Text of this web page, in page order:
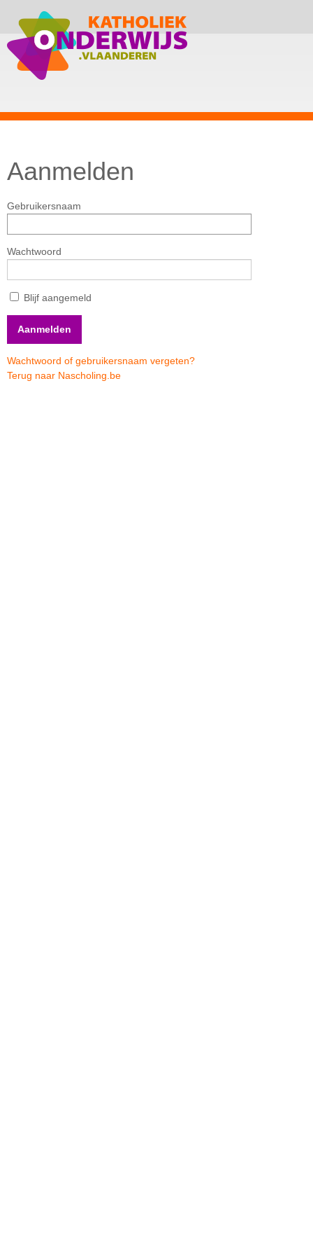
Aanmelden
Gebruikersnaam
Wachtwoord
Blijf aangemeld
Wachtwoord of gebruikersnaam vergeten?
Terug naar Nascholing.be